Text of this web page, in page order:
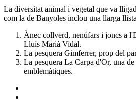
La diversitat animal i vegetal que va
com la de Banyoles inclou una llarga llista
Ànec collverd, nenúfars i joncs a
Lluís Marià Vidal.
La pesquera Gimferrer, prop del
La pesquera La Carpa d'Or, una
emblemàtiques.